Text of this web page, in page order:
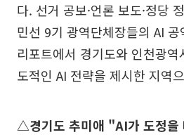
다. 선거 공보·언론 보도·정당
민선 9기 광역단체장들의 AI
리포트에서 경기도와 인천광
도적인 AI 전략을 제시한 지역
△경기도 추미애 "AI가 도정